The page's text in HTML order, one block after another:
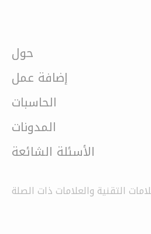
حول
إضافة عمل
الحاسبات
المدونات
الأسئلة الشائعة
التقنية والعلامات ذات الصلة